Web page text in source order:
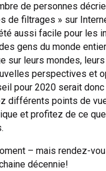
de personnes
de filtrages » sur
aussi facile pour les
gens du monde
sur leurs mondes,
perspectives et
pour 2020 serait donc
différents points de
et profitez de ce
– mais rendez-
décennie!